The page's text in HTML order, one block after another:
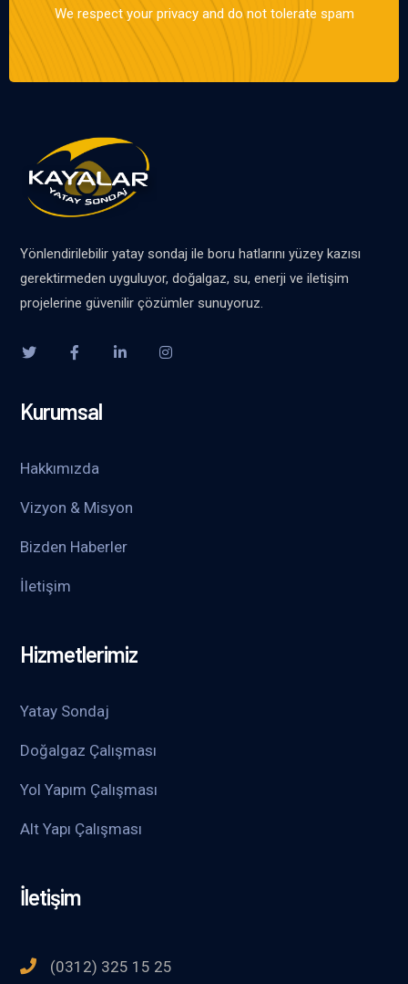
We respect your privacy and do not tolerate spam
Yönlendirilebilir yatay sondaj ile boru hatlarını yüzey kazısı
gerektirmeden uyguluyor, doğalgaz, su, enerji ve iletişim
projelerine güvenilir çözümler sunuyoruz.
Kurumsal
Hakkımızda
Vizyon & Misyon
Bizden Haberler
İletişim
Hizmetlerimiz
Yatay Sondaj
Doğalgaz Çalışması
Yol Yapım Çalışması
Alt Yapı Çalışması
İletişim
(0312) 325 15 25